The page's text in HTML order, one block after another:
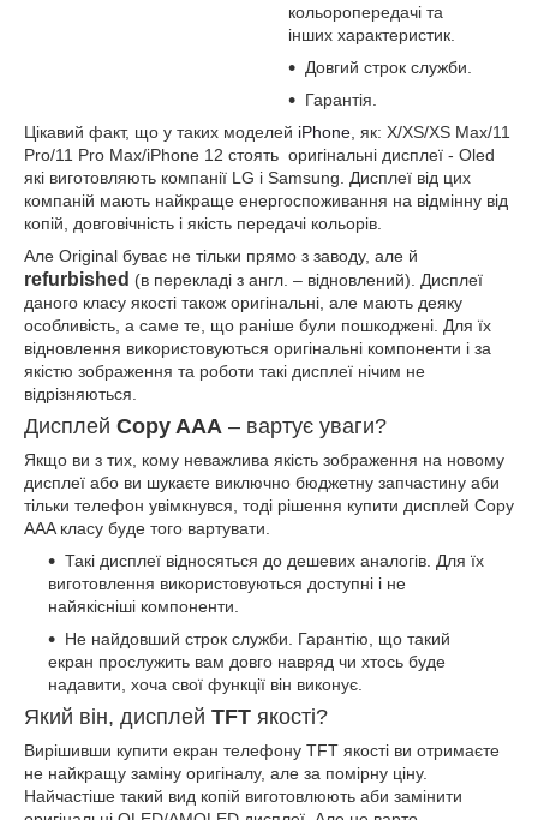
кольоропередачі та
інших характеристик.
Довгий строк служби.
Гарантія.
Цікавий факт, що у таких моделей iPhone , як: X/XS/XS Max/11
Pro/11 Pro Max/iPhone 12 стоять оригінальні дисплеї - Oled
які виготовляють компанії LG і Samsung. Дисплеї від цих
компаній мають найкраще енергоспоживання на відмінну від
копій, довговічність і якість передачі кольорів.
Але Original буває не тільки прямо з заводу, але й
refurbished (в перекладі з англ. – відновлений). Дисплеї
даного класу якості також оригінальні, але мають деяку
особливість, а саме те, що раніше були пошкоджені. Для їх
відновлення використовуються оригінальні компоненти і за
якістю зображення та роботи такі дисплеї нічим не
відрізняються.
Дисплей Copy AAA – вартує уваги?
Якщо ви з тих, кому неважлива якість зображення на новому
дисплеї або ви шукаєте виключно бюджетну запчастину аби
тільки телефон увімкнувся, тоді рішення купити дисплей Copy
AAA класу буде того вартувати.
Такі дисплеї відносяться до дешевих аналогів. Для їх
виготовлення використовуються доступні і не
найякісніші компоненти.
Не найдовший строк служби. Гарантію, що такий
екран прослужить вам довго навряд чи хтось буде
надавити, хоча свої функції він виконує.
Який він, дисплей TFT якості?
Вирішивши купити екран телефону TFT якості ви отримаєте
не найкращу заміну оригіналу, але за помірну ціну.
Найчастіше такий вид копій виготовлюють аби замінити